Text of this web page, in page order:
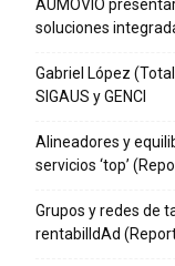
AUMOVIO
soluciones
Gabriel López
SIGAUS y GENCI
Alineadores y
servicios ‘top’
Grupos y redes de
rentabilIdAd